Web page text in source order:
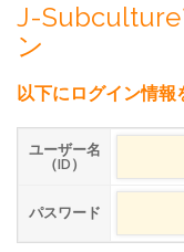
J-Subculture
ン
以下にログイン情報
ユーザー名
（ID）
パスワード